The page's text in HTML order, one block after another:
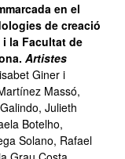
en el
de creació
i la Facultat de
Artistes
Giner i
Massó,
Julieth
Botelho,
Solano, Rafael